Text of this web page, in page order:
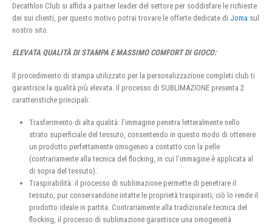
Decathlon Club si affida a partner leader del settore per soddisfare le richieste
dei sui clienti, per questo motivo potrai trovare le offerte dedicate di Joma sul
nostro sito.
ELEVATA QUALITÀ DI STAMPA E MASSIMO COMFORT DI GIOCO:
Il procedimento di stampa utilizzato per la personalizzazione completi club ti
garantisce la qualità più elevata. Il processo di SUBLIMAZIONE presenta 2
caratteristiche principali:
Trasferimento di alta qualità: l’immagine penetra letteralmente nello
strato superficiale del tessuto, consentendo in questo modo di ottenere
un prodotto perfettamente omogeneo a contatto con la pelle
(contrariamente alla tecnica del flocking, in cui l’immagine è applicata al
di sopra del tessuto).
Traspirabilità: il processo di sublimazione permette di penetrare il
tessuto, pur conservandone intatte le proprietà traspiranti; ciò lo rende il
prodotto ideale in partita. Contrariamente alla tradizionale tecnica del
flocking, il processo di sublimazione garantisce una omogeneità